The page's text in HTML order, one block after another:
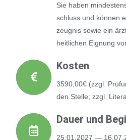
Sie haben
schluss und kön­nen
zeug­nis sowie ein
heit­li­chen Eig­nung
Kos­ten
3590,00€ (zzgl.
den Stel­le; zzgl.
Dau­er und
25.01.2027 —